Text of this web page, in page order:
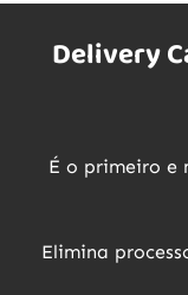
Delivery
É o primeiro e
Elimina